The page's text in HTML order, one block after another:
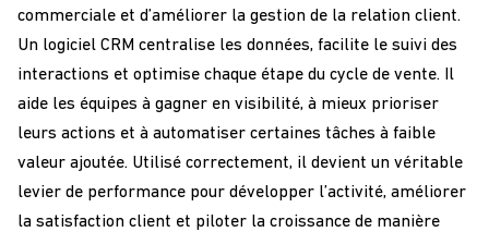
commerciale et d’améliorer la gestion de la relation client.
Un logiciel CRM centralise les données, facilite le suivi des
interactions et optimise chaque étape du cycle de vente. Il
aide les équipes à gagner en visibilité, à mieux prioriser
leurs actions et à automatiser certaines tâches à faible
valeur ajoutée. Utilisé correctement, il devient un véritable
levier de performance pour développer l’activité, améliorer
la satisfaction client et piloter la croissance de manière